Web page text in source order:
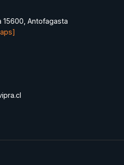
15600, Antofagasta